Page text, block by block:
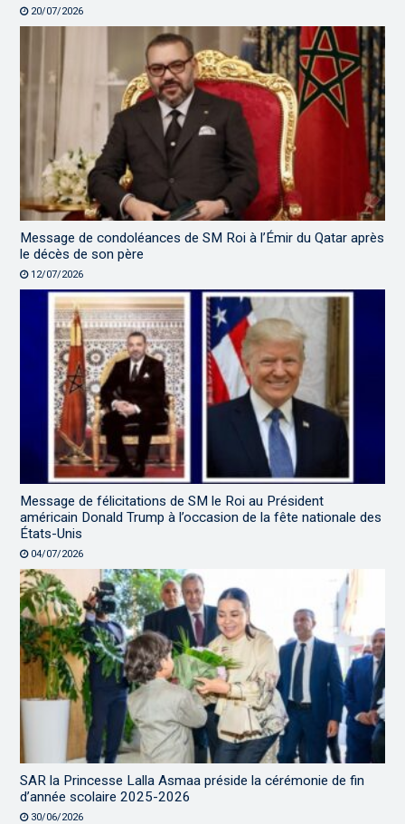
20/07/2026
Message de condoléances de SM Roi à l’Émir du Qatar après
le décès de son père
12/07/2026
Message de félicitations de SM le Roi au Président
américain Donald Trump à l’occasion de la fête nationale des
États-Unis
04/07/2026
SAR la Princesse Lalla Asmaa préside la cérémonie de fin
d’année scolaire 2025-2026
30/06/2026